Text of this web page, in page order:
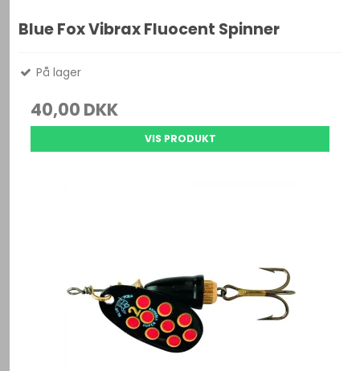
Blue Fox Vibrax Fluocent Spinner
På lager
40,00 DKK
VIS PRODUKT